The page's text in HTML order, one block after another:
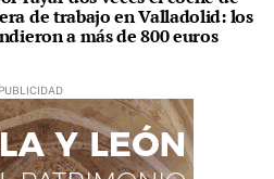
de trabajo en Valladolid: los
a más de 800 euros